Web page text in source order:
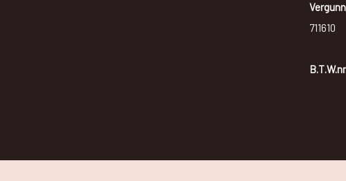
711610